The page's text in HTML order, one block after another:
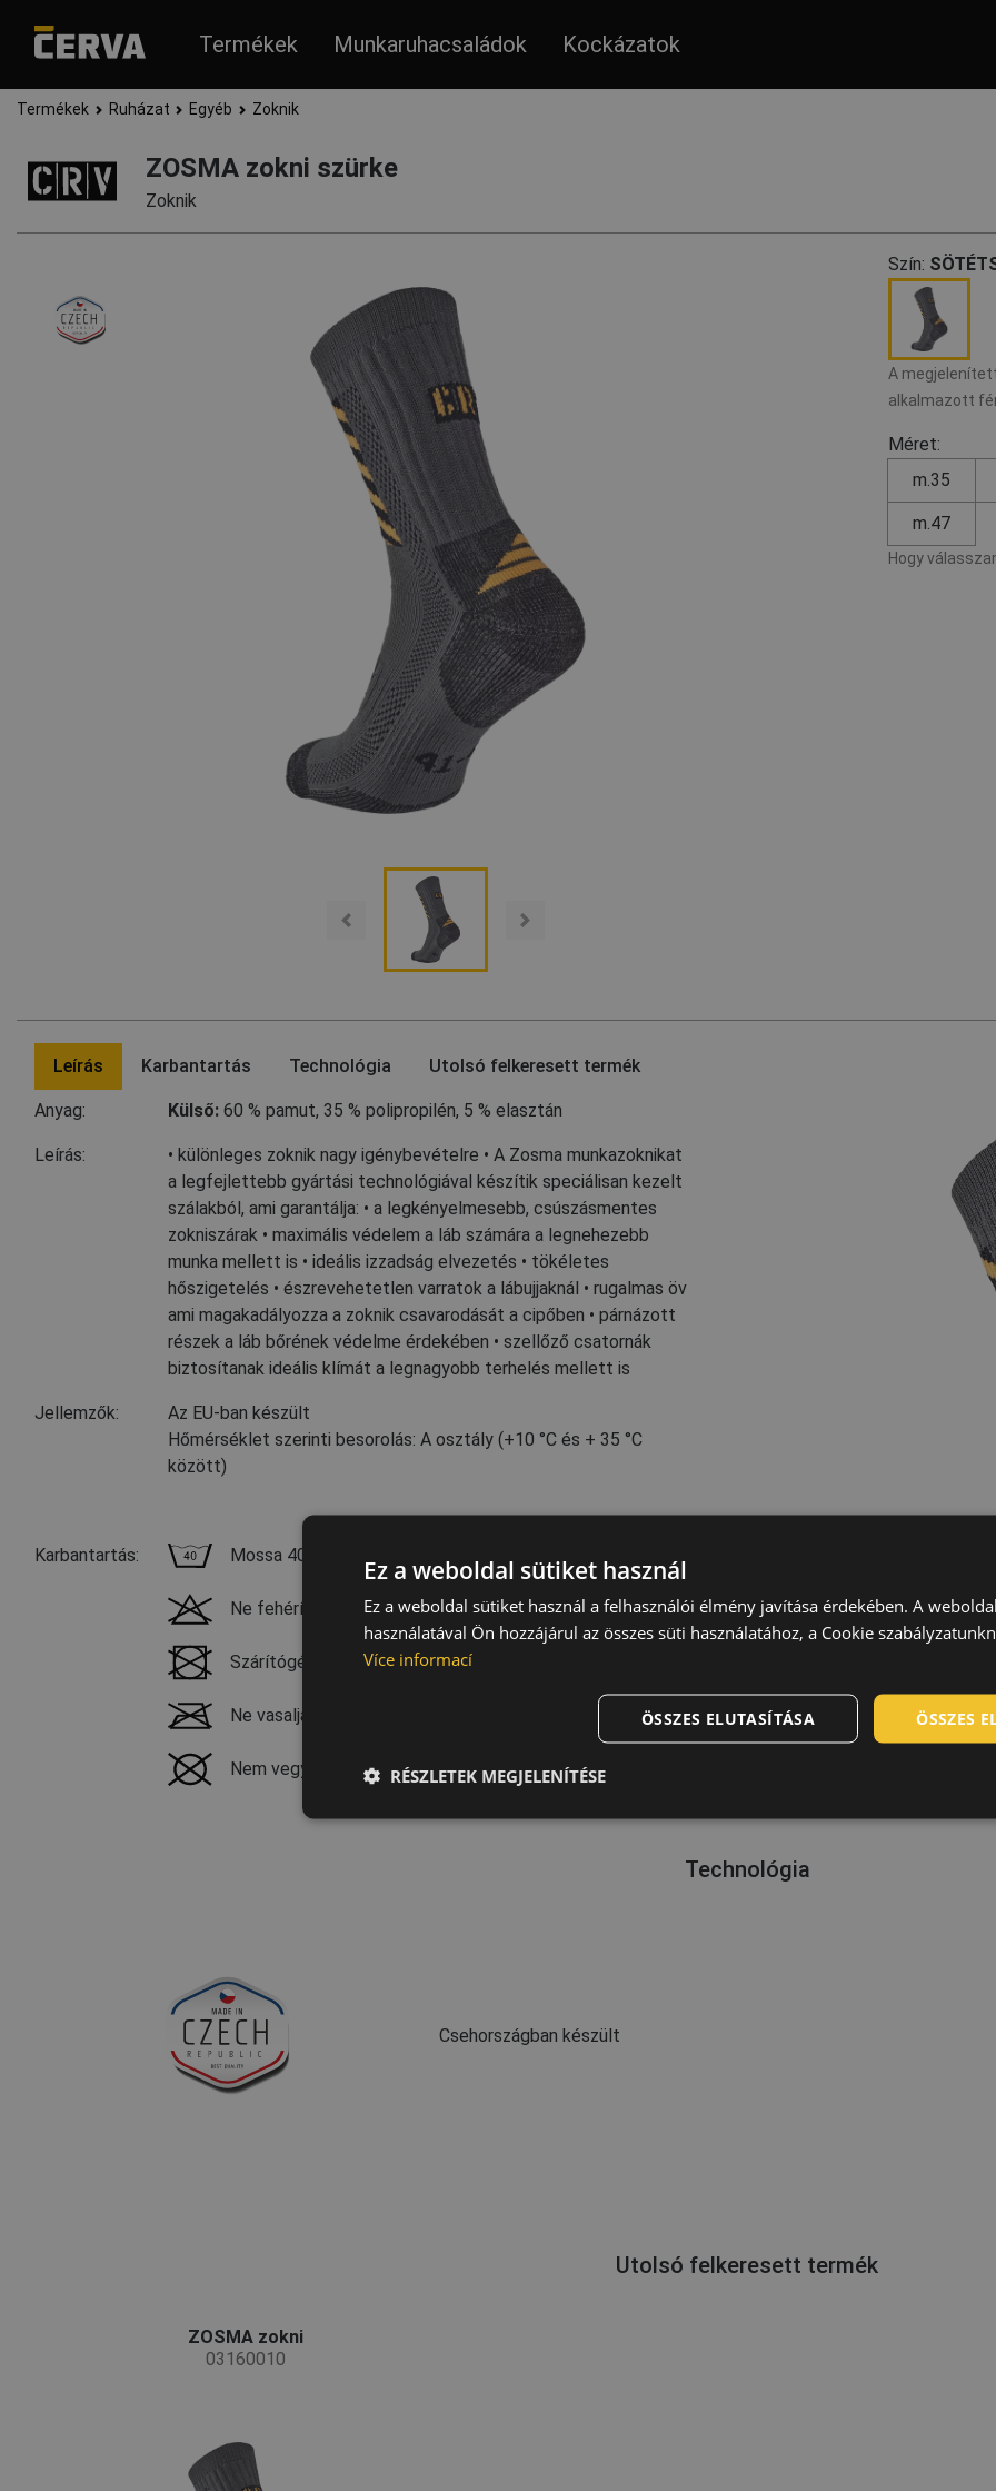
Termékek Munkaruhacsaládok Kockázatok
Termékek Ruházat Egyéb Zoknik
ZOSMA zokni szürke
Zoknik
Szín:
A
alkalmazott
Méret:
m.35
m.47
Hogy
Leírás Karbantartás Technológia Utolsó felkeresett termék
Anyag: Külső: 60 % pamut, 35 % polipropilén, 5 % elasztán
Leírás:
• különleges zoknik nagy igénybevételre • A Zosma munkazoknikat
a legfejlettebb gyártási technológiával készítik speciálisan kezelt
szálakból, ami garantálja: • a legkényelmesebb, csúszásmentes
zokniszárak • maximális védelem a láb számára a legnehezebb
munka mellett is • ideális izzadság elvezetés • tökéletes
hőszigetelés • észrevehetetlen varratok a lábujjaknál • rugalmas öv
ami magakadályozza a zoknik csavarodását a cipőben • párnázott
részek a láb bőrének védelme érdekében • szellőző csatornák
biztosítanak ideális klímát a legnagyobb terhelés mellett is
Jellemzők:
Az EU-ban készült
Hőmérséklet szerinti besorolás: A osztály (+10 °C és + 35 °C
között)
Karbantartás: Mossa 40 °C-on, normál programmal
Ne fehérítse
Szárítógéppel nem szárítható
Ne vasalja
Nem vegytisztítható
Technológia
Csehországban készült
Utolsó felkeresett termék
ZOSMA zokni
03160010
Ez a weboldal sütiket használ
Ez a weboldal sütiket használ a felhasználói élmény javítása érdekében. A
használatával Ön hozzájárul az összes süti használatához, a Cookie
Více informací
ÖSSZES
ÖSSZES ELUTASÍTÁSA
RÉSZLETEK MEGJELENÍTÉSE